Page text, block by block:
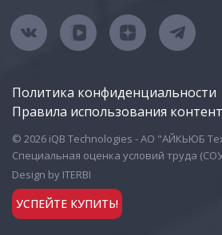
УСПЕЙТЕ КУПИТЬ!
Политика конфиденциальности
Правила использования
© 2026 iQB Technologies - АО "АЙКЬЮБ
Специальная оценка условий труда
Design by ITERBI